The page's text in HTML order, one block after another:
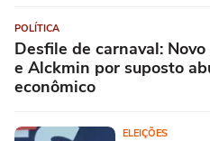
POLÍTICA
Desfile de carnaval:
e Alckmin por suposto
econômico
ELEIÇÕES